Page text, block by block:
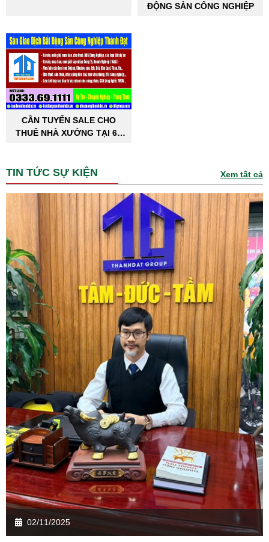
ĐỘNG SẢN CÔNG NGHIỆP
CẦN TUYỂN SALE CHO
THUÊ NHÀ XƯỞNG TẠI 63
TIN TỨC SỰ KIỆN Xem tất cả
02/11/2025